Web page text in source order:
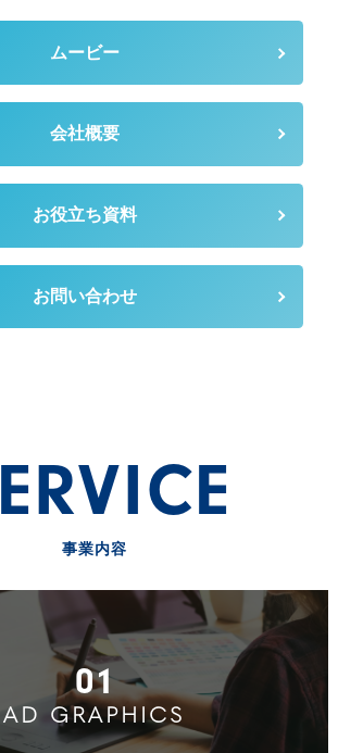
ムービー
会社概要
お役立ち資料
お問い合わせ
SERVICE
事業内容
01
AD GRAPHICS